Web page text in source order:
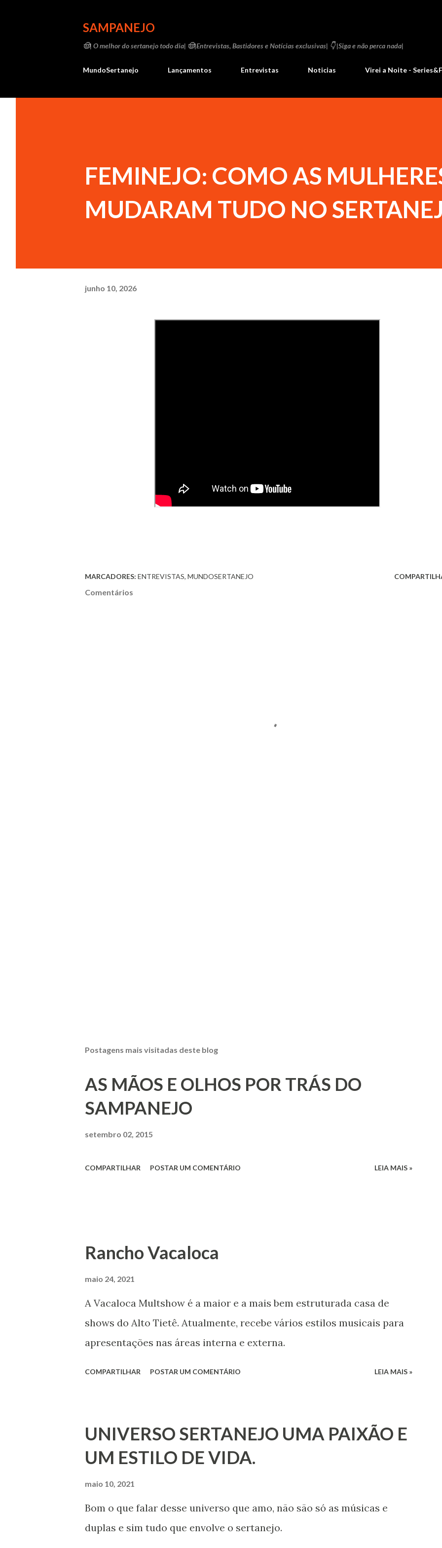
SAMPANEJO
🤠| O melhor do sertanejo todo dia| 🤠|Entrevistas, Bastidores e Notícias exclusivas| 👇 |Siga e não perca nada|
MundoSertanejo Lançamentos Entrevistas Noticias Virei a Noite -
FEMINEJO: COMO AS
MUDARAM TUDO NO
junho 10, 2026
MARCADORES: ENTREVISTAS MUNDOSERTANEJO
Comentários
Postagens mais visitadas deste blog
AS MÃOS E OLHOS POR TRÁS DO
SAMPANEJO
setembro 02, 2015
COMPARTILHAR POSTAR UM COMENTÁRIO LEIA MAIS »
Rancho Vacaloca
maio 24, 2021
A Vacaloca Multshow é a maior e a mais bem estruturada casa de
shows do Alto Tietê. Atualmente, recebe vários estilos musicais para
apresentações nas áreas interna e externa.
COMPARTILHAR POSTAR UM COMENTÁRIO LEIA MAIS »
UNIVERSO SERTANEJO UMA PAIXÃO E
UM ESTILO DE VIDA.
maio 10, 2021
Bom o que falar desse universo que amo, não são só as músicas e
duplas e sim tudo que envolve o sertanejo.